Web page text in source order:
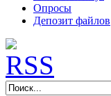
Опросы
Депозит файлов